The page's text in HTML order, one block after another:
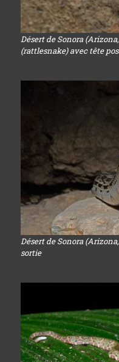
Désert de Sonora
(rattlesnake) avec tête
Désert de Sonora
sortie